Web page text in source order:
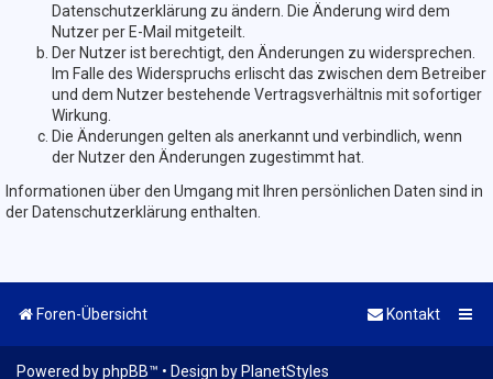
Datenschutzerklärung zu ändern. Die Änderung wird dem
Nutzer per E-Mail mitgeteilt.
Der Nutzer ist berechtigt, den Änderungen zu widersprechen.
Im Falle des Widerspruchs erlischt das zwischen dem Betreiber
und dem Nutzer bestehende Vertragsverhältnis mit sofortiger
Wirkung.
Die Änderungen gelten als anerkannt und verbindlich, wenn
der Nutzer den Änderungen zugestimmt hat.
Informationen über den Umgang mit Ihren persönlichen Daten sind in
der Datenschutzerklärung enthalten.
Foren-Übersicht Kontakt
Powered byphpBB™ • Design by PlanetStyles